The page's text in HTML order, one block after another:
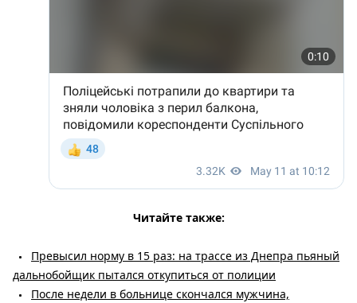
Читайте также:
Превысил норму в 15 раз: на трассе из Днепра пьяный
дальнобойщик пытался откупиться от полиции
После недели в больнице скончался мужчина,